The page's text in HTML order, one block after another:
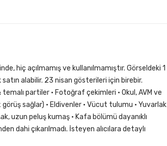
hiç açılmamış ve kullanılmamıştır. Görseldeki 1
alabilir. 23 nisan gösterileri için birebir.
temalı partiler • Fotoğraf çekimleri • Okul, AVM ve
sağlar) • Eldivenler • Vücut tulumu • Yuvarlak
uzun peluş kumaş • Kafa bölümü dayanıklı
dahi çıkarılmadı. İsteyen alıcılara detaylı